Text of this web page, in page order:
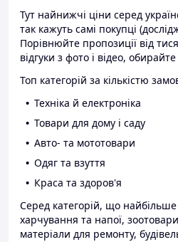
Тут найнижчі ціни серед
так кажуть самі покупці
Порівнюйте пропозиції від
відгуки з фото і відео,
Топ категорій за кількістю
Техніка й електроніка
Товари для дому і саду
Авто- та мототовари
Одяг та взуття
Краса та здоров'я
Серед категорій, що
харчування та напої,
матеріали для ремонту,